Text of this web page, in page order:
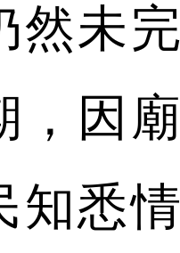
然未
，因
知悉